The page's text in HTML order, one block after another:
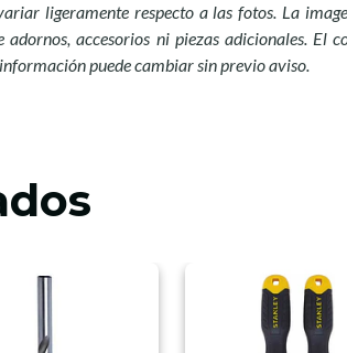
ligeramente respecto a las fotos. La
accesorios ni piezas adicionales. El
puede cambiar sin previo aviso.